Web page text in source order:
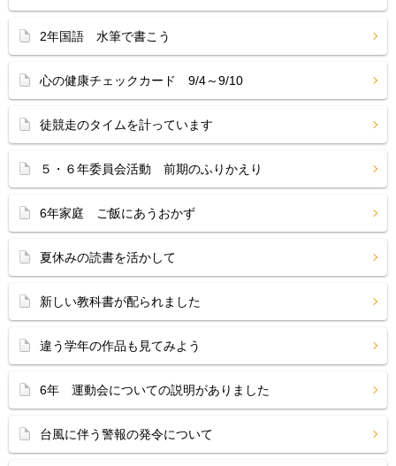
2年国語 水筆で書こう
心の健康チェックカード 9/4～9/10
徒競走のタイムを計っています
５・６年委員会活動 前期のふりかえり
6年家庭 ご飯にあうおかず
夏休みの読書を活かして
新しい教科書が配られました
違う学年の作品も見てみよう
6年 運動会についての説明がありました
台風に伴う警報の発令について